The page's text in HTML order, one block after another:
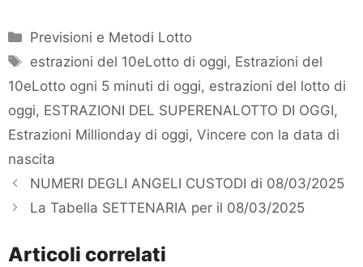
Categorie
Previsioni e Metodi Lotto
Tag
estrazioni del 10eLotto di oggi, Estrazioni del
10eLotto ogni 5 minuti di oggi, estrazioni del lotto di
oggi, ESTRAZIONI DEL SUPERENALOTTO DI OGGI,
Estrazioni Millionday di oggi, Vincere con la data di
nascita
NUMERI DEGLI ANGELI CUSTODI di 08/03/2025
La Tabella SETTENARIA per il 08/03/2025
Articoli correlati